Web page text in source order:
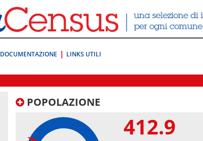
DOCUMENTAZIONE LINKS UTILI
POPOLAZIONE
412.9